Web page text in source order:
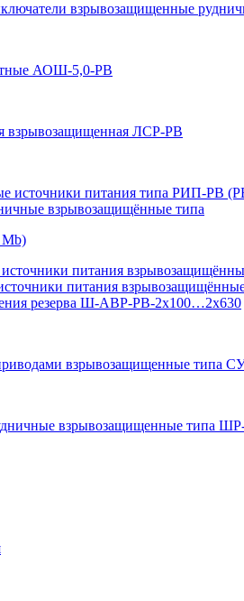
взрывозащищенные
АОШ-5,0-РВ
взрывозащищенная ЛСР-РВ
источники питания типа РИП-РВ
взрывозащищённые типа
питания
питания
резерва Ш-АВР-РВ-2х100…2х630
взрывозащищенные типа
взрывозащищенные типа